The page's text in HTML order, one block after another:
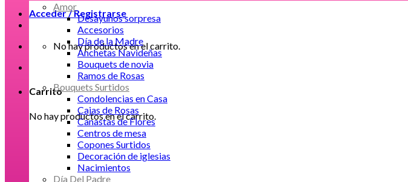
Acceder / Registrarse
No hay productos en el carrito.
Carrito
No hay productos en el carrito.
Amor
Desayunos sorpresa
Accesorios
Día de la Madre
Anchetas Navideñas
Bouquets de novia
Ramos de Rosas
Bouquets Surtidos
Condolencias en Casa
Cajas de Rosas
Canastas de Flores
Centros de mesa
Copones Surtidos
Decoración de iglesias
Nacimientos
Día Del Padre